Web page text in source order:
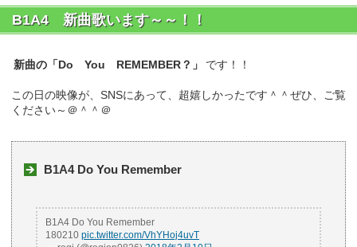
B1A4 新曲歌います～～！！
新曲の「Do You REMEMBER？」 です！！
この日の映像が、SNSにあって、超嬉しかったです＾＾ぜひ、ご覧
ください～＠＾＾＠
B1A4 Do You Remember
B1A4 Do You Remember
180210 pic.twitter.com/VhYHoj4uvT